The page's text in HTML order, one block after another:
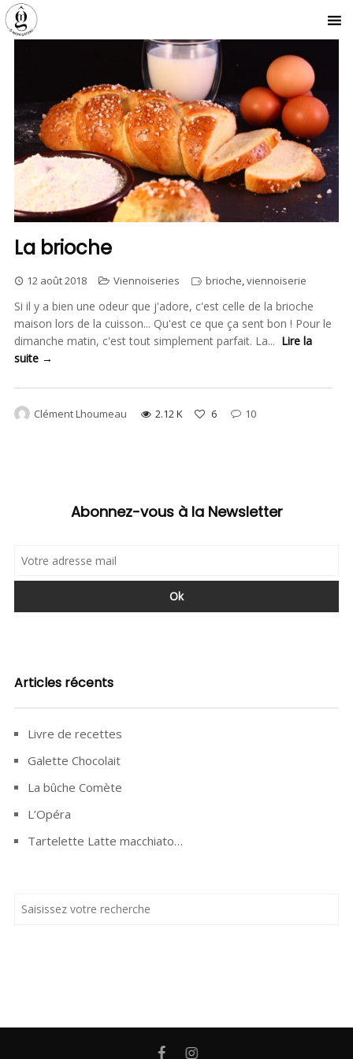
La brioche
12 août 2018 Viennoiseries brioche,viennoiserie
Si il y a bien une odeur que j'adore, c'est celle de la brioche
maison lors de la cuisson... Qu'est ce que ça sent bon ! Pour le
dimanche matin, c'est tout simplement parfait. La... Lire la
suite →
Clément Lhoumeau 2.12 K 6 10
Abonnez-vous à la Newsletter
Articles récents
Livre de recettes
Galette Chocolait
La bûche Comète
L’Opéra
Tartelette Latte macchiato…